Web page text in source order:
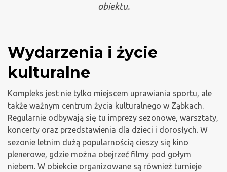
obiektu.
Wydarzenia i życie
kulturalne
Kompleks jest nie tylko miejscem uprawiania sportu, ale
także ważnym centrum życia kulturalnego w Ząbkach.
Regularnie odbywają się tu imprezy sezonowe, warsztaty,
koncerty oraz przedstawienia dla dzieci i dorosłych. W
sezonie letnim dużą popularnością cieszy się kino
plenerowe, gdzie można obejrzeć filmy pod gołym
niebem. W obiekcie organizowane są również turnieje